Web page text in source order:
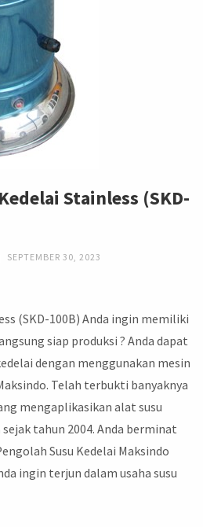
Stainless (SKD-
SEPTEMBER 30, 2023
(SKD-100B) Anda ingin memiliki
siap produksi ? Anda dapat
dengan menggunakan mesin
Telah terbukti banyaknya
mengaplikasikan alat susu
tahun 2004. Anda berminat
Susu Kedelai Maksindo
ingin terjun dalam usaha susu